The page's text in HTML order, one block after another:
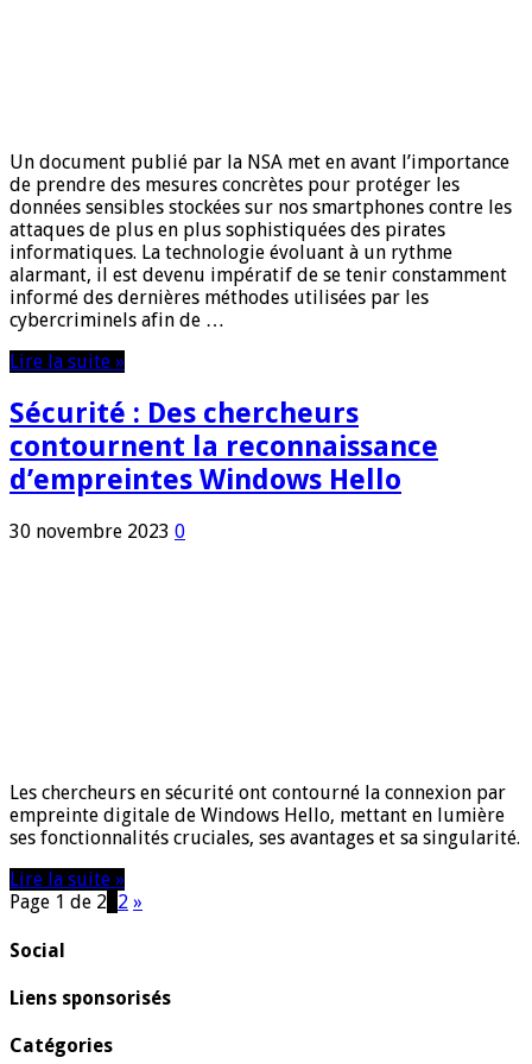
Un document publié par la NSA met en avant l’importance
de prendre des mesures concrètes pour protéger les
données sensibles stockées sur nos smartphones contre les
attaques de plus en plus sophistiquées des pirates
informatiques. La technologie évoluant à un rythme
alarmant, il est devenu impératif de se tenir constamment
informé des dernières méthodes utilisées par les
cybercriminels afin de …
Lire la suite »
Sécurité : Des chercheurs
contournent la reconnaissance
d’empreintes Windows Hello
30 novembre 2023 0
Les chercheurs en sécurité ont contourné la connexion par
empreinte digitale de Windows Hello, mettant en lumière
ses fonctionnalités cruciales, ses avantages et sa singularité.
Lire la suite »
Page 1 de 2 2 »
Social
Liens sponsorisés
Catégories